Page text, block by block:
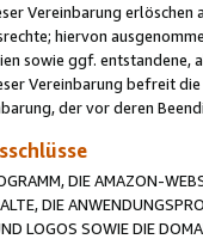
Vereinbarung
hiervon
sowie ggf. entstandene,
Vereinbarung befreit
der vor deren
DIE AMAZON-
DIE
LOGOS SOWIE DIE